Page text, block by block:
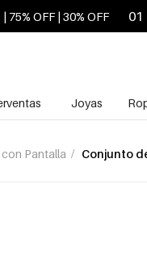
75% OFF | 30% OFF 01
Joyas
Pantalla / Conjunto